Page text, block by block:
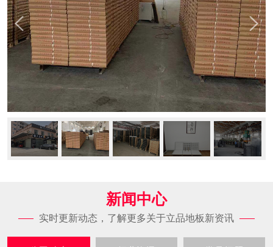
新闻中心
实时更新动态，了解更多关于立品地板新资讯